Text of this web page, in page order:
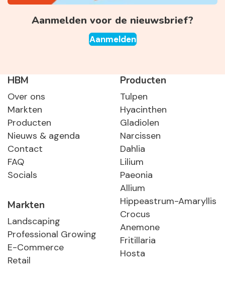
Aanmelden voor de nieuwsbrief?
Aanmelden
HBM
Over ons
Markten
Producten
Nieuws & agenda
Contact
FAQ
Socials
Markten
Landscaping
Professional Growing
E-Commerce
Retail
Producten
Tulpen
Hyacinthen
Gladiolen
Narcissen
Dahlia
Lilium
Paeonia
Allium
Hippeastrum-Amaryllis
Crocus
Anemone
Fritillaria
Hosta